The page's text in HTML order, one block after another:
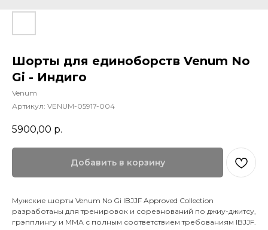
Шорты для единоборств Venum No
Gi - Индиго
Venum
Артикул: VENUM-05917-004
5900,00 р.
Добавить в корзину
Мужские шорты Venum No Gi IBJJF Approved Collection
разработаны для тренировок и соревнований по джиу-джитсу,
грэпплингу и ММА с полным соответствием требованиям IBJJF.